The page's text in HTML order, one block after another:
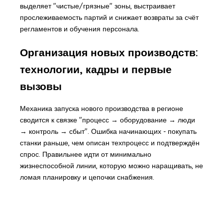
выделяет "чистые/грязные" зоны, выстраивает
прослеживаемость партий и снижает возвраты за счёт
регламентов и обучения персонала.
Организация новых производств:
технологии, кадры и первые
вызовы
Механика запуска нового производства в регионе
сводится к связке "процесс → оборудование → люди
→ контроль → сбыт". Ошибка начинающих - покупать
станки раньше, чем описан техпроцесс и подтверждён
спрос. Правильнее идти от минимально
жизнеспособной линии, которую можно наращивать, не
ломая планировку и цепочки снабжения.